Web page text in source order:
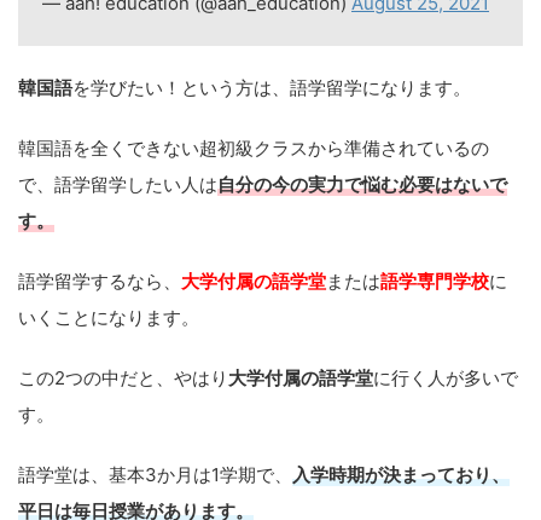
韓国語を学びたい！という方は、語学留学になります。
韓国語を全くできない超初級クラスから準備されているの
で、語学留学したい人は自分の今の実力で悩む必要はないで
す。
語学留学するなら、 大学付属の語学堂または語学専門学校に
いくことになります。
この2つの中だと、やはり 大学付属の語学堂に行く人が多いで
す。
語学堂は、基本3か月は1学期で、 入学時期が決まっており、
平日は毎日授業があります。